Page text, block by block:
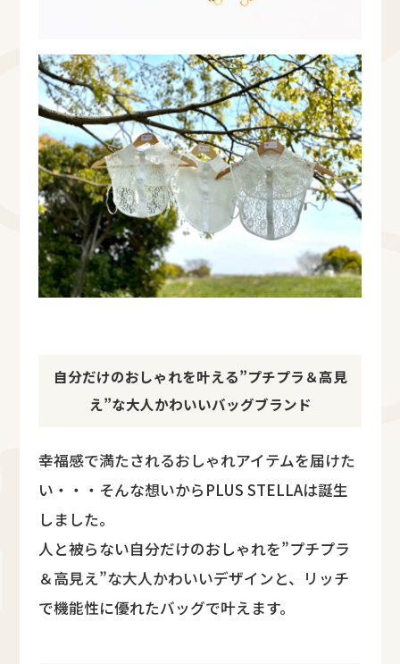
自分だけのおしゃれを叶える”プチプラ＆高見
え”な大人かわいいバッグブランド
幸福感で満たされるおしゃれアイテムを届けた
い・・・そんな想いからPLUS STELLAは誕生
しました。
人と被らない自分だけのおしゃれを”プチプラ
＆高見え”な大人かわいいデザインと、リッチ
で機能性に優れたバッグで叶えます。